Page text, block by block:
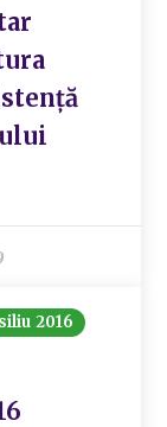
2016